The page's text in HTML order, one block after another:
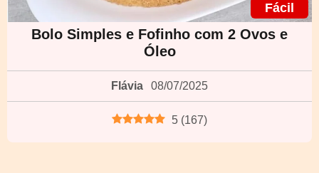
Fácil
Bolo Simples e Fofinho com 2 Ovos e
Óleo
Flávia 08/07/2025
5 (167)